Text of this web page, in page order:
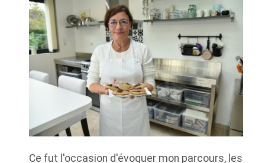
Ce fut l'occasion d'évoquer mon parcours, les